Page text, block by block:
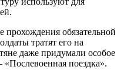
прохождения обязательной
тратят его на
даже придумали особое
поездка».